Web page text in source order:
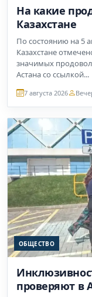
На какие
Казахстане
По состоянию на 5
Казахстане
значимых
Астана со ссылкой...
7 августа 2026
ОБЩЕСТВО
проверяют в